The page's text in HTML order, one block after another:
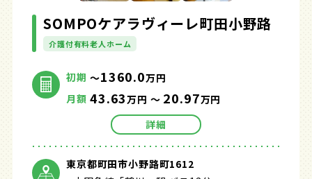
SOMPOケアラヴィーレ町田小野路
介護付有料老人ホーム
初期 ～1360.0万円
月額 43.63万円 ～ 20.97万円
詳細
東京都町田市小野路町1612